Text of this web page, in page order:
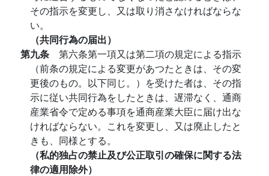
その指示を変更し、又は取り消さなければならな
い。
（共同行為の届出）
第九条 第六条第一項又は第二項の規定による指示
（前条の規定による変更があつたときは、その変
更後のもの。以下同じ。）を受けた者は、その指
示に従い共同行為をしたときは、遅滞なく、通商
産業省令で定める事項を通商産業大臣に届け出な
ければならない。これを変更し、又は廃止したと
きも、同様とする。
（私的独占の禁止及び公正取引の確保に関する法
律の適用除外）